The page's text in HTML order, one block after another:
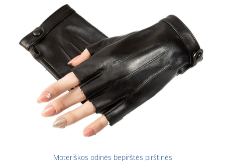
Moteriškos odinės bepirštės pirštinės